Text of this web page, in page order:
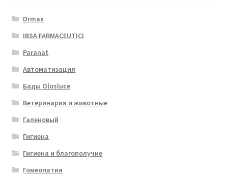
Drmax
IBSA FARMACEUTICI
Paranat
Автоматизация
Бады Olosluce
Ветеринария и животные
Галеновый
Гигиена
Гигиена и благополучие
Гомеопатия